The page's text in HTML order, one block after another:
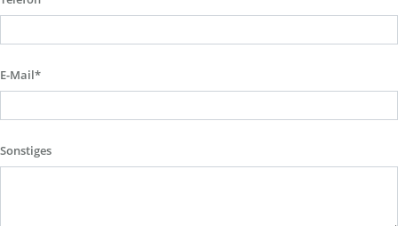
E-Mail*
Sonstiges